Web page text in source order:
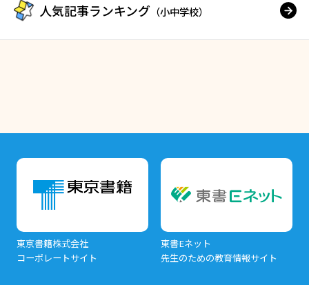
人気記事ランキング （小中学校）
東京書籍株式会社
コーポレートサイト
東書Eネット
先生のための教育情報サイト